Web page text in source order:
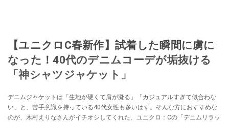
【ユニクロC春新作】試着した瞬間に虜に
なった！40代のデニムコーデが垢抜ける
「神シャツジャケット」
デニムジャケットは「生地が硬くて肩が凝る」「カジュアルすぎて似合わな
い」と、苦手意識を持っている40代女性も多いはず。そんな方におすすめな
のが、木村えりなさんがイチオシしてくれた、ユニクロ：Cの「デニムリラッ